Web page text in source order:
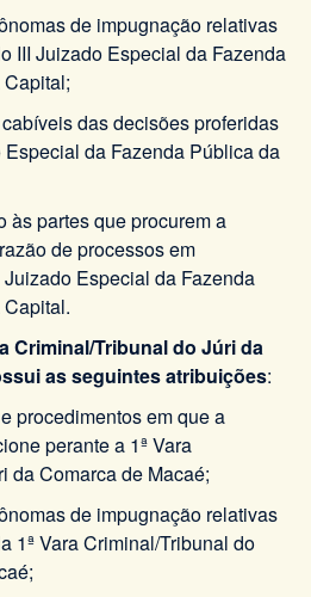
de impugnação relativas
III Juizado Especial da Fazenda
das decisões proferidas
da Fazenda Pública da
às partes que procurem a
de processos em
Especial da Fazenda
Criminal/Tribunal do Júri da
as seguintes atribuições:
procedimentos em que a
perante a 1ª Vara
da Comarca de Macaé;
de impugnação relativas
1ª Vara Criminal/Tribunal do